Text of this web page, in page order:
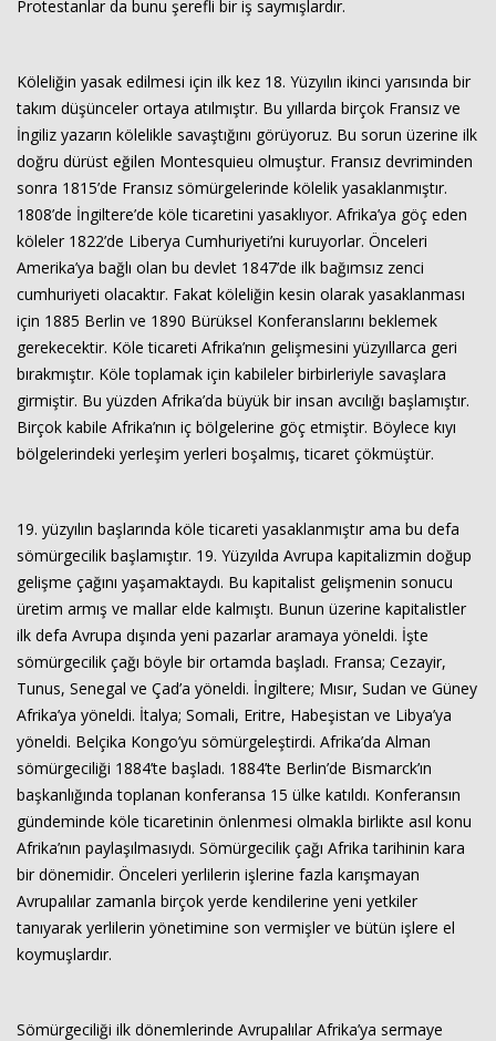
Protestanlar da bunu şerefli bir iş saymışlardır.
Köleliğin yasak edilmesi için ilk kez 18. Yüzyılın ikinci yarısında bir
takım düşünceler ortaya atılmıştır. Bu yıllarda birçok Fransız ve
İngiliz yazarın kölelikle savaştığını görüyoruz. Bu sorun üzerine ilk
doğru dürüst eğilen Montesquieu olmuştur. Fransız devriminden
sonra 1815’de Fransız sömürgelerinde kölelik yasaklanmıştır.
1808’de İngiltere’de köle ticaretini yasaklıyor. Afrika’ya göç eden
köleler 1822’de Liberya Cumhuriyeti’ni kuruyorlar. Önceleri
Amerika’ya bağlı olan bu devlet 1847’de ilk bağımsız zenci
cumhuriyeti olacaktır. Fakat köleliğin kesin olarak yasaklanması
için 1885 Berlin ve 1890 Bürüksel Konferanslarını beklemek
gerekecektir. Köle ticareti Afrika’nın gelişmesini yüzyıllarca geri
bırakmıştır. Köle toplamak için kabileler birbirleriyle savaşlara
girmiştir. Bu yüzden Afrika’da büyük bir insan avcılığı başlamıştır.
Birçok kabile Afrika’nın iç bölgelerine göç etmiştir. Böylece kıyı
bölgelerindeki yerleşim yerleri boşalmış, ticaret çökmüştür.
19. yüzyılın başlarında köle ticareti yasaklanmıştır ama bu defa
sömürgecilik başlamıştır. 19. Yüzyılda Avrupa kapitalizmin doğup
gelişme çağını yaşamaktaydı. Bu kapitalist gelişmenin sonucu
üretim armış ve mallar elde kalmıştı. Bunun üzerine kapitalistler
ilk defa Avrupa dışında yeni pazarlar aramaya yöneldi. İşte
sömürgecilik çağı böyle bir ortamda başladı. Fransa; Cezayir,
Tunus, Senegal ve Çad’a yöneldi. İngiltere; Mısır, Sudan ve Güney
Afrika’ya yöneldi. İtalya; Somali, Eritre, Habeşistan ve Libya’ya
yöneldi. Belçika Kongo’yu sömürgeleştirdi. Afrika’da Alman
sömürgeciliği 1884’te başladı. 1884’te Berlin’de Bismarck’ın
başkanlığında toplanan konferansa 15 ülke katıldı. Konferansın
gündeminde köle ticaretinin önlenmesi olmakla birlikte asıl konu
Afrika’nın paylaşılmasıydı. Sömürgecilik çağı Afrika tarihinin kara
bir dönemidir. Önceleri yerlilerin işlerine fazla karışmayan
Avrupalılar zamanla birçok yerde kendilerine yeni yetkiler
tanıyarak yerlilerin yönetimine son vermişler ve bütün işlere el
koymuşlardır.
Sömürgeciliği ilk dönemlerinde Avrupalılar Afrika’ya sermaye